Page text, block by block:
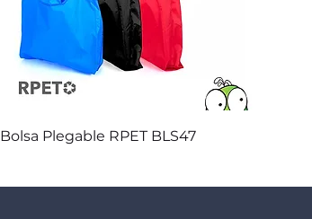
Vista rápida
Bolsa Plegable RPET BLS47